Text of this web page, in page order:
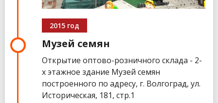
2015 год
Музей семян
Открытие оптово-розничного склада - 2-
х этажное здание Музей семян
построенного по адресу, г. Волгоград, ул.
Историческая, 181, стр.1